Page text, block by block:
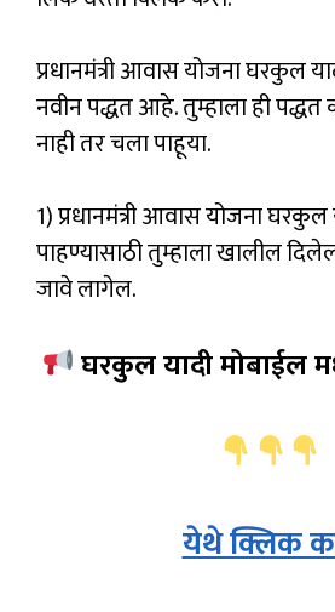
प्रधानमंत्री आवास योजना घरकुल
नवीन पद्धत आहे. तुम्हाला ही
नाही तर चला पाहूया.
1) प्रधानमंत्री आवास योजना घरकुल
पाहण्यासाठी तुम्हाला खालील
जावे लागेल.
घरकुल यादी मोबाईल
येथे क्लिक